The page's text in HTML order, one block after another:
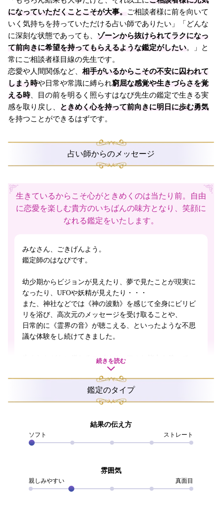
になっていただくことこそが大事。
ご相談者様に前を向いて
いく気持ちを持っていただける占い師でありたい」「どんな
に深刻な状態であっても、 ゾーンから抜けられてラクになっ
て前向きに希望を持ってもらえるような鑑定がしたい。」と
常にご相談者様目線の先生です。
恋愛や人間関係など、 相手がいるからこその不安に囚われて
しまう時や日常や常識に縛られ窮屈な感覚や生きづらさを覚
える時、目の前を明るく照らすはなび先生の鑑定で生きる実
感を取り戻し、
ときめく心を持って前向きに明日に歩む勇気
を持つことができるはずです。
占い師からのメッセージ
生きているからこそ心がときめくのは当たり前。自由
に恋愛を楽しむ貴方のいちばんの味方となり、笑顔に
なれる鑑定をいたします。
みなさん、ごきげんよう。
鑑定師のはなびです。
幼少期からビジョンが見えたり、夢で見たことが現実に
なったり、UFOや妖精が見えたり・・・
また、神社などでは《神の波動》を感じて全身にビリビ
リを浴び、高次元のメッセージを受け取ることや、
日常的に《霊界の音》が聴こえる、といったような不思
議な体験をし続けてきました。
生まれながらに備わるスピリチュアルな能力を使って、
カードリーディングをメインに、総合的に鑑定します。
あなた様の心が、不安で揺れる夜に・・・
何もする気が起きないくらい、心が痛い朝に・・・
うれしい現実を、更に好転させたいような時に・・・
ただ誰かと話したいような時に・・・
ていたり心がほぐれていたりするような、
あなた様の一番の味方でありたい、そう思っています。
続きを読む
鑑定のタイプ
結果の伝え方
ソフト ストレート
雰囲気
親しみやすい 真面目